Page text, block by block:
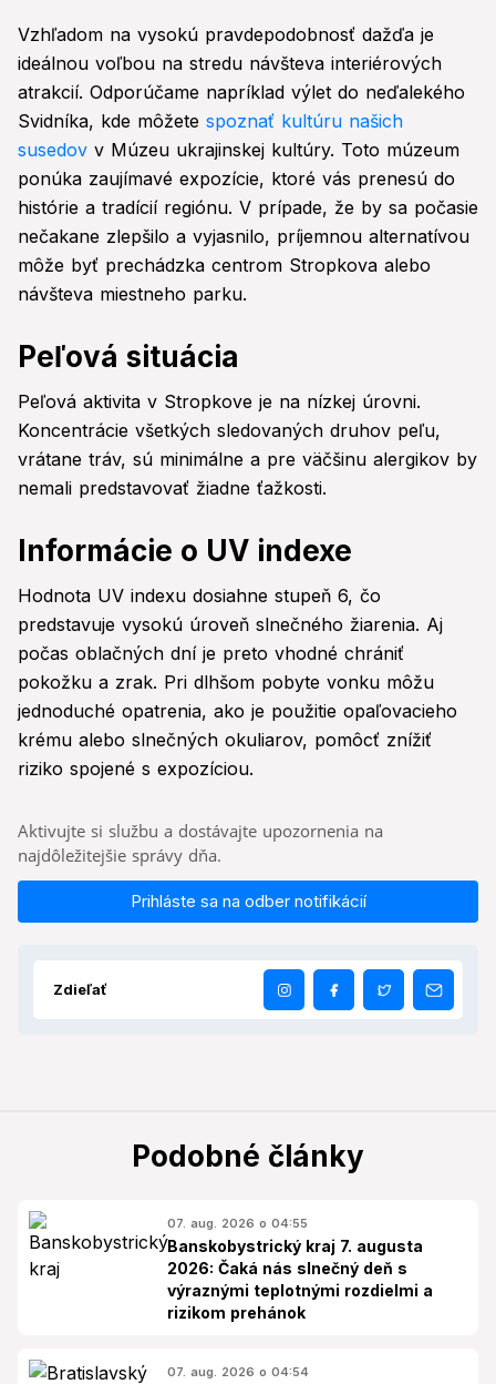
Vzhľadom na vysokú pravdepodobnosť dažďa je
ideálnou voľbou na stredu návšteva interiérových
atrakcií. Odporúčame napríklad výlet do neďalekého
Svidníka, kde môžete spoznať kultúru našich
susedov v Múzeu ukrajinskej kultúry. Toto múzeum
ponúka zaujímavé expozície, ktoré vás prenesú do
histórie a tradícií regiónu. V prípade, že by sa počasie
nečakane zlepšilo a vyjasnilo, príjemnou alternatívou
môže byť prechádzka centrom Stropkova alebo
návšteva miestneho parku.
Peľová situácia
Peľová aktivita v Stropkove je na nízkej úrovni.
Koncentrácie všetkých sledovaných druhov peľu,
vrátane tráv, sú minimálne a pre väčšinu alergikov by
nemali predstavovať žiadne ťažkosti.
Informácie o UV indexe
Hodnota UV indexu dosiahne stupeň 6, čo
predstavuje vysokú úroveň slnečného žiarenia. Aj
počas oblačných dní je preto vhodné chrániť
pokožku a zrak. Pri dlhšom pobyte vonku môžu
jednoduché opatrenia, ako je použitie opaľovacieho
krému alebo slnečných okuliarov, pomôcť znížiť
riziko spojené s expozíciou.
Aktivujte si službu a dostávajte upozornenia na
najdôležitejšie správy dňa.
Prihláste sa na odber notifikácií
Zdieľať
Podobné články
07. aug. 2026 o 04:55
Banskobystrický kraj 7. augusta
2026: Čaká nás slnečný deň s
výraznými teplotnými rozdielmi a
rizikom prehánok
07. aug. 2026 o 04:54